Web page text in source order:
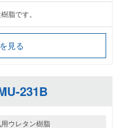
脂です。
見る
231B
ウレタン樹脂